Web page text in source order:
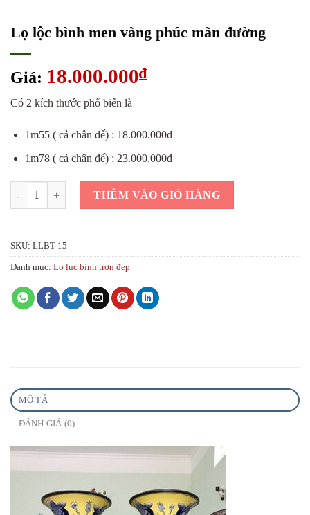
Lọ lộc bình men vàng phúc mãn đường
Giá: 18.000.000₫
Có 2 kích thước phổ biến là
1m55 ( cả chân đế) : 18.000.000đ
1m78 ( cả chân đế) : 23.000.000đ
Lọ lộc bình men vàng phúc mãn đường số lượng
THÊM VÀO GIỎ HÀNG
SKU: LLBT-15
Danh mục: Lọ lục bình trơn đẹp
MÔ TẢ
ĐÁNH GIÁ (0)